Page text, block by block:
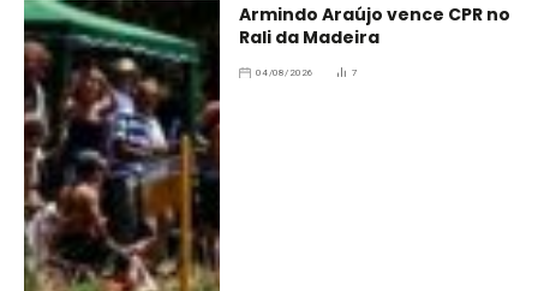
Armindo Araújo vence CPR no
Rali da Madeira
04/08/2026 7